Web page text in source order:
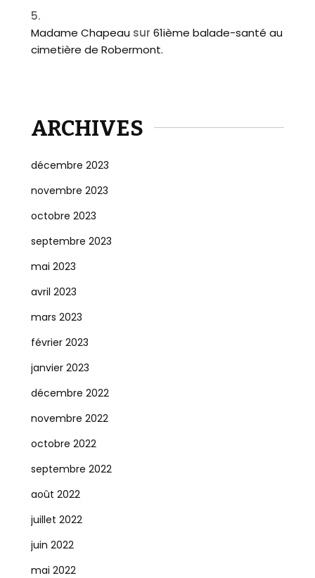
Madame Chapeau sur 61ième balade-santé au
cimetière de Robermont.
ARCHIVES
décembre 2023
novembre 2023
octobre 2023
septembre 2023
mai 2023
avril 2023
mars 2023
février 2023
janvier 2023
décembre 2022
novembre 2022
octobre 2022
septembre 2022
août 2022
juillet 2022
juin 2022
mai 2022